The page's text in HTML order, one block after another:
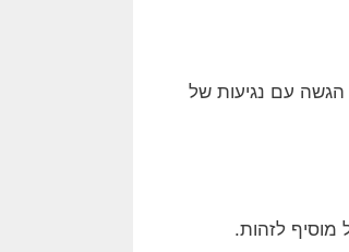
הגשה עם נגיעות של
מוסיף לזהות.